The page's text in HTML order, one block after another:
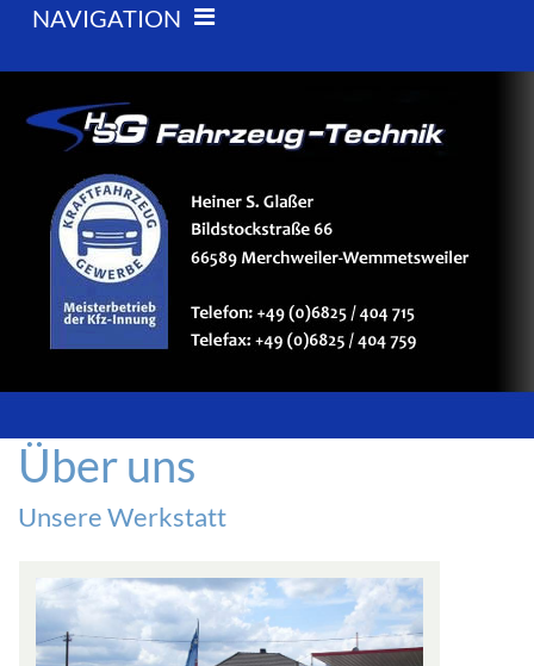
NAVIGATION
Über uns
Unsere Werkstatt